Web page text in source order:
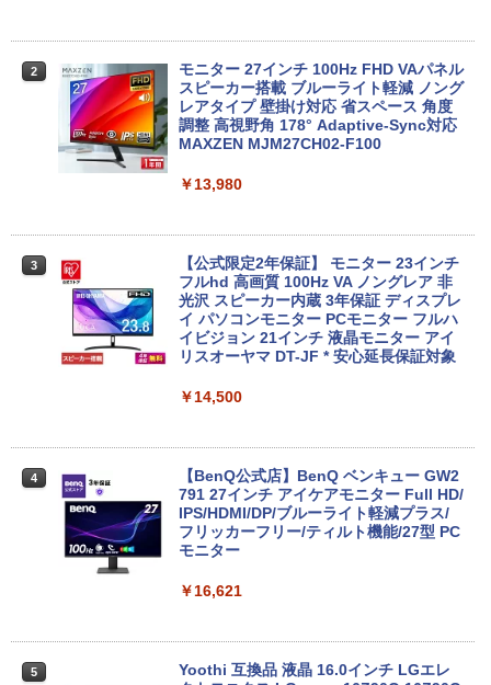
【★最大100%ポイント】【新生活応援・
2026】【Office 2019 H&B】Panasonic
Let's note CF-SZ6/第7世代 Core i5/メモ
リ:8GB/M.2 SSD:256GB/512GB/1TB/1
線マウス/USBメモリ/中古パソコン/ノー
￥19,999
中古ノートパソコン Toshiba dynabook
U63J 第7世代 Core i5 Windows11搭載
Office付き 初期設定済み メモリ8GB/16
み 13.3インチ液晶 軽量 モバイルPC USB
￥21,800
【最新Office2024】中古ノートパソコン
インテル 第7世代 Core i5 メモリ16GB
イルPC 初期設定済み 届いてすぐ使える
Windows11 Pro 64bit 厳選中古ノート
3.1GHz Win11 Pro SSD ミニパソコン U
SB3.2×4 3画面 4K 高速2.4G/5GWi-Fi B
T4.2 ミニPC ミニパソコン minipc
￥39,980
e搭載 第2世代 Core i5 メモリ8GB SSD2
56GB キーボードとマウス付属
￥39,999
中古パソコン 中古 デスクトップパソコン
2インチ 中古 パソコン デスクトップパソ
コン
￥50,999
月保証 中古パソコン 中古PC 中古デスク
2
モニター 27インチ 100Hz FHD VAパネル
スピーカー搭載 ブルーライト軽減 ノング
レアタイプ 壁掛け対応 省スペース 角度
調整 高視野角 178° Adaptive-Sync対応
MAXZEN MJM27CH02-F100
￥13,980
3
【公式限定2年保証】 モニター 23インチ
フルhd 高画質 100Hz VA ノングレア 非
光沢 スピーカー内蔵 3年保証 ディスプレ
イ パソコンモニター PCモニター フルハ
イビジョン 21インチ 液晶モニター アイ
リスオーヤマ DT-JF * 安心延長保証対象
￥14,500
4
【BenQ公式店】BenQ ベンキュー GW2
791 27インチ アイケアモニター Full HD/
IPS/HDMI/DP/ブルーライト軽減プラス/
フリッカーフリー/ティルト機能/27型 PC
モニター
￥16,621
5
Yoothi 互換品 液晶 16.0インチ LGエレ